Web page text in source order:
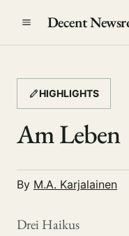
Decent
HIGHLIGHTS
Am Leben
By M.A. Karjalainen
Drei Haikus